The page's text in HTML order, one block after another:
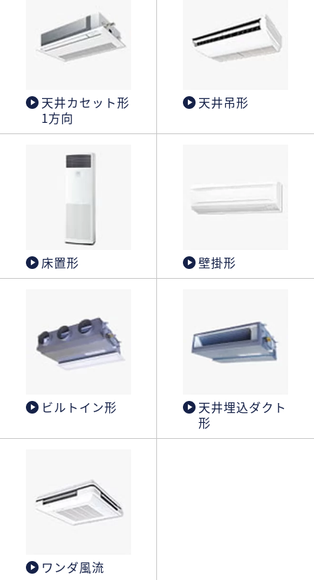
天井カセット形
1方向
天井吊形
床置形 壁掛形
ビルトイン形
天井埋込ダクト
形
ワンダ風流